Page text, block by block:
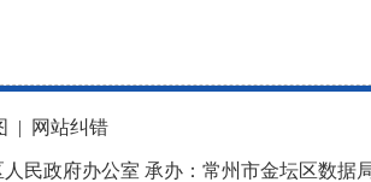
| 网站纠错
民政府办公室 承办：常州市金坛区数据